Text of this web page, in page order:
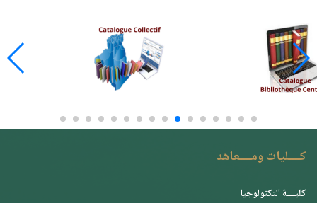
كــــليات ومــــعاهد
كليــــة التكنولوجيا